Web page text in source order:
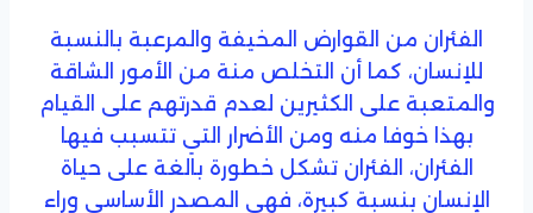
الفئران من القوارض المخيفة والمرعبة بالنسبة
للإنسان، كما أن التخلص منة من الأمور الشاقة
والمتعبة على الكثيرين لعدم قدرتهم على القيام
بهذا خوفا منه ومن الأضرار التي تتسبب فيها
الفئران، الفئران تشكل خطورة بالغة على حياة
الإنسان بنسبة كبيرة، فهى المصدر الأساسي وراء